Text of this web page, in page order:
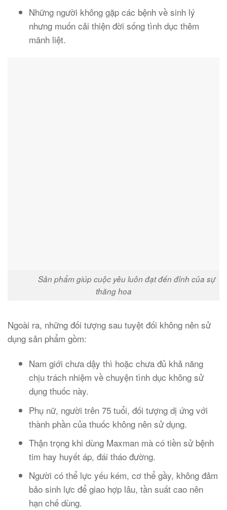
Những người không gặp các bệnh về sinh lý
nhưng muốn cải thiện đời sống tình dục thêm
mãnh liệt.
Sản phẩm giúp cuộc yêu luôn đạt đến đỉnh của sự
thăng hoa
Ngoài ra, những đối tượng sau tuyệt đối không nên sử
dụng sản phẩm gồm:
Nam giới chưa dậy thì hoặc chưa đủ khả năng
chịu trách nhiệm về chuyện tình dục không sử
dụng thuốc này.
Phụ nữ, người trên 75 tuổi, đối tượng dị ứng với
thành phần của thuốc không nên sử dụng.
Thận trọng khi dùng Maxman mà có tiền sử bệnh
tim hay huyết áp, đái tháo đường.
Người có thể lực yếu kém, cơ thể gầy, không đảm
bảo sinh lực để giao hợp lâu, tần suất cao nên
hạn chế dùng.